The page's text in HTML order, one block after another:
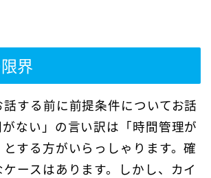
界
話する前に前提条件についてお話
がない」の言い訳は「時間管理が
する方がいらっしゃります。確
ースはあります。しかし、カイ